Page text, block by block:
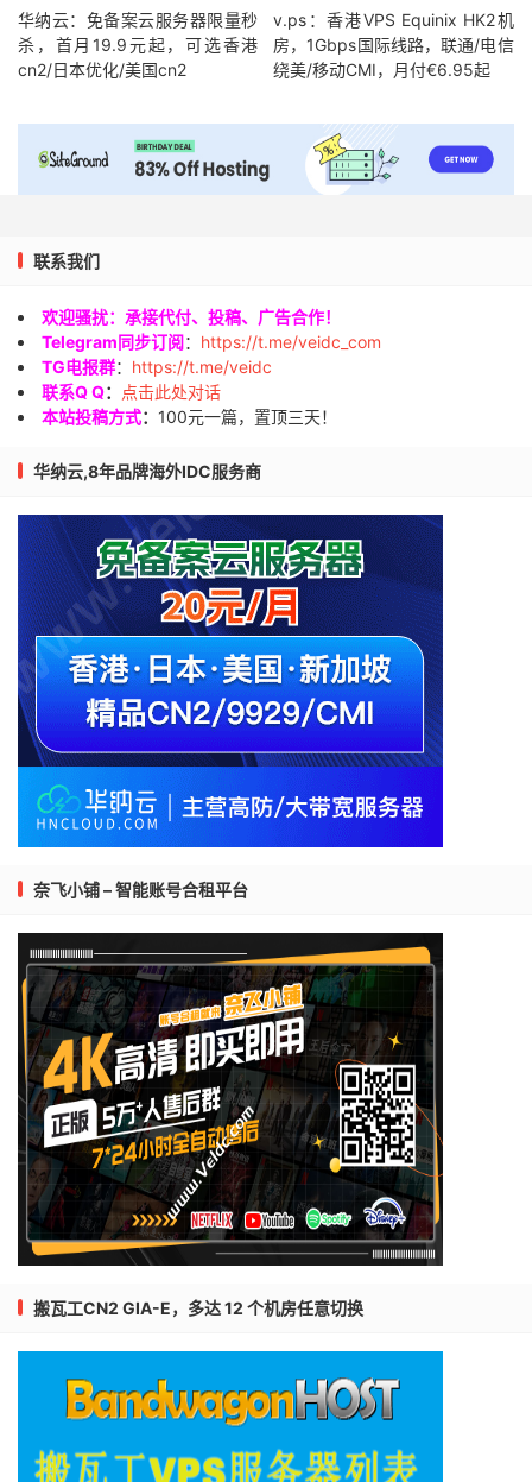
华纳云：免备案云服务器限量秒
杀，首月19.9元起，可选香港
cn2/日本优化/美国cn2
v.ps：香港VPS Equinix HK2机
房，1Gbps国际线路，联通/电信
绕美/移动CMI，月付€6.95起
联系我们
欢迎骚扰：承接代付、投稿、广告合作！
Telegram同步订阅： https://t.me/veidc_com
TG电报群： https://t.me/veidc
联系Q Q：
点击此处对话
本站投稿方式： 100元一篇，置顶三天！
华纳云,8年品牌海外IDC服务商
奈飞小铺 – 智能账号合租平台
搬瓦工CN2 GIA-E，多达 12 个机房任意切换